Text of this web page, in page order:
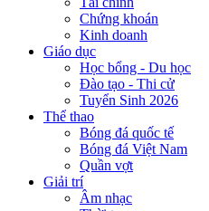
Chứng khoán
Kinh doanh
Giáo dục
Học bổng - Du học
Đào tạo - Thi cử
Tuyển Sinh 2026
Thể thao
Bóng đá quốc tế
Bóng đá Việt Nam
Quần vợt
Giải trí
Âm nhạc